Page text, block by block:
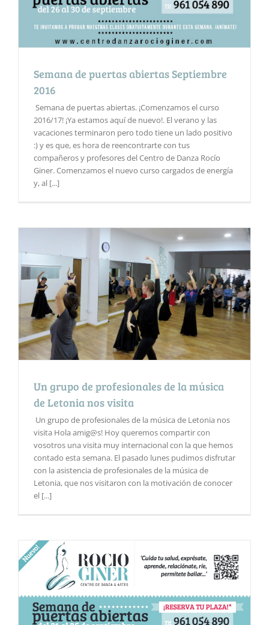
Semana de puertas abiertas Septiembre
2016
Semana de puertas abiertas. ¡Comenzamos el curso
2016/17! ¡Ya estamos aquí de nuevo!. El verano y las
vacaciones terminaron pero todo tiene un lado positivo
:) y es que, es hora de reencontrarte con tus
compañeros y profesores del Centro de Danza Rocío
Giner. Comenzamos el nuevo curso cargados de energía
y, al [...]
Un grupo de profesionales de la música
de Letonia nos visita
Un grupo de profesionales de la música de Letonia nos
visita Hola amig@s! Hoy queremos compartir con
vosotros una visita muy internacional con la que hemos
contado esta semana. El pasado lunes pudimos disfrutar
con la asistencia de profesionales de la música de
Letonia, que nos visitaron con la motivación de conocer
el [...]